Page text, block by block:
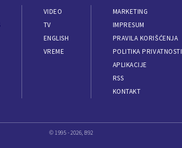
VIDEO
TV
ENGLISH
VREME
MARKETING
IMPRESUM
PRAVILA KORIŠĆENJA
POLITIKA PRIVATNOSTI
APLIKACIJE
RSS
KONTAKT
© 1995 - 2026, B92